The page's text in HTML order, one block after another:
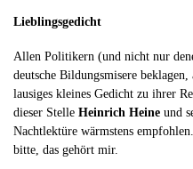
Lieblingsgedicht
Allen Politikern (und nicht nur
deutsche Bildungsmisere
lausiges kleines Gedicht zu ihrer
dieser Stelle Heinrich Heine und
Nachtlektüre wärmstens
bitte, das gehört mir.